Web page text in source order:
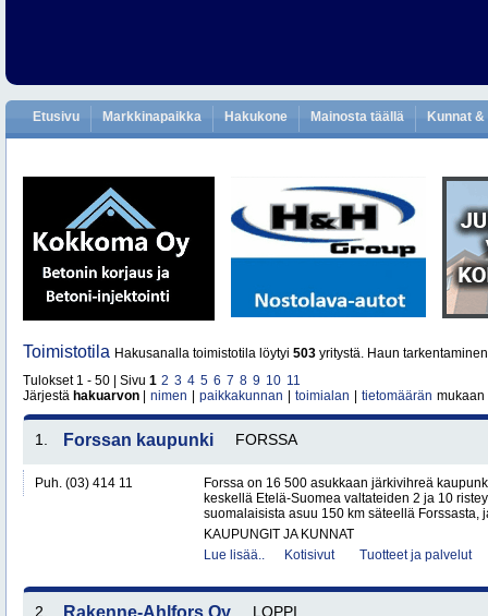
Etusivu Markkinapaikka Hakukone Mainosta täällä Kunnat
Toimistotila Hakusanalla toimistotila löytyi 503 yritystä. Haun
Tulokset 1 - 50 | Sivu 1 2 3 4 5 6 7 8 9 10 11
Järjestä hakuarvon nimen paikkakunnan toimialan tietomäärän mukaan
1. Forssan kaupunki FORSSA
Puh. (03) 414 11
Forssa on 16 500 asukkaan järkivihreä
keskellä Etelä-Suomea valtateiden 2 ja 10
suomalaisista asuu 150 km säteellä Forssasta,
KAUPUNGIT JA KUNNAT
Lue lisää..
Kotisivut Tuotteet ja palvelut
2. Rakenne-Ahlfors Oy LOPPI